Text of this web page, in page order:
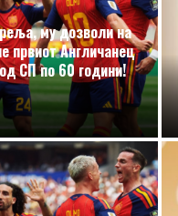
му дозволи на
првиот Англичанец
СП по 60 години!